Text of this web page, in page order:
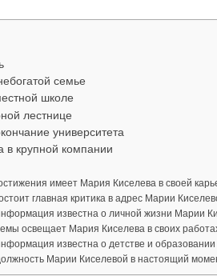
семье
школе
лестнице
университета
в крупной компании
имеет Мария Киселева в своей
главная критика в адрес Марии
известна о личной жизни Марии
освещает Мария Киселева в своих
известна о детстве и
Марии Киселевой в настоящий